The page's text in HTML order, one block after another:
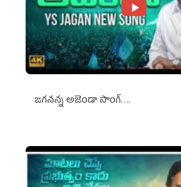
జగనన్న అజెండా సాంగ్….